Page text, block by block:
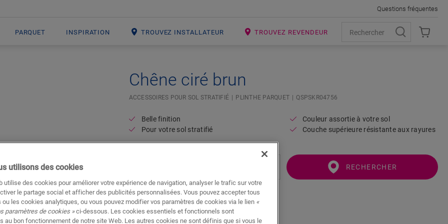
PARQUET INSPIRATION TROUVEZ INSTALLATEUR TROUVEZ REVENDEUR
Questions fréquentes
Chêne ciré brun
ACCESSOIRES POUR SOL STRATIFIÉ PLINTHE PARQUET QSPSKR04756
Belle finition
Pour votre sol stratifié
Couleur assortie à votre sol
Couche supérieure résistante aux rayures
RECHERCHER
utilisons des cookies
utilise des cookies pour améliorer votre expérience de navigation, analyser le trafic sur votre
le partage social et afficher des publicités personnalisées. Vous pouvez accepter tous
ou les cookies analytiques, ou vous pouvez modifier vos paramètres de cookies via le lien «
paramètres de cookies »ci-dessous. Les cookies essentiels et fonctionnels sont
au bon fonctionnement de notre site Web. Les autres cookies ne sont définis que si vous le